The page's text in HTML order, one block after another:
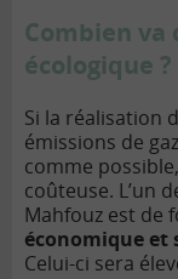
Combien
écologique ?
Si la réalisation
émissions de
comme
coûteuse. L’un
Mahfouz est de
économique et
Celui-ci sera